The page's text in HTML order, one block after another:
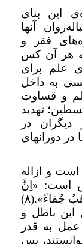
این بنای
آنها
فقر و
هر آن کس
علم برای
به داخل
و قساوت
تهدید
در
در دورانهای
و ازاله
است: «اِنَّ
جُفاءً».(۸)
این باطل و
عمل به قدر
پس